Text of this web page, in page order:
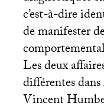
c’est-à-dire
de manifester
Les deux
différentes
Vincent